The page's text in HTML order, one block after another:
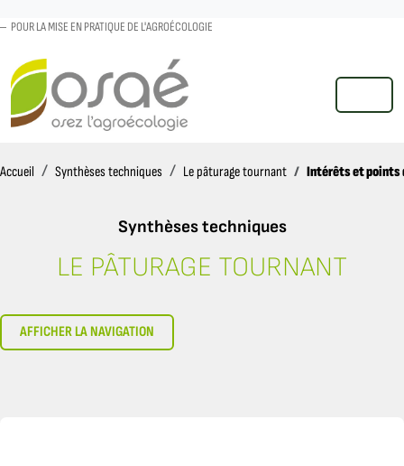
POUR LA MISE EN PRATIQUE DE L'AGROÉCOLOGIE
MENU
Accueil AccueilSynthèses techniques Le pâturage tournant Intérêts et points
Synthèses techniques
INTÉRÊTS ET POINTS DE
LE PÂTURAGE TOURNANT
AFFICHER LA NAVIGATION